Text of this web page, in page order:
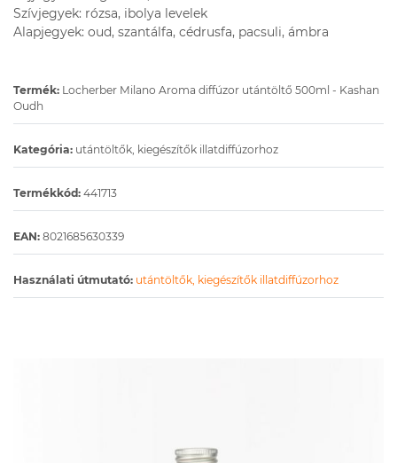
Szívjegyek: rózsa, ibolya levelek
Alapjegyek: oud, szantálfa, cédrusfa, pacsuli, ámbra
Termék: Locherber Milano Aroma diffúzor utántöltő 500ml - Kashan
Oudh
Kategória: utántöltők, kiegészítők illatdiffúzorhoz
Termékkód: 441713
EAN: 8021685630339
Használati útmutató: utántöltők, kiegészítők illatdiffúzorhoz